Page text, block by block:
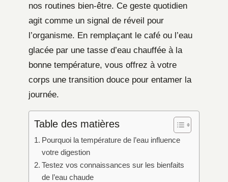
nos routines bien-être. Ce geste quotidien
agit comme un signal de réveil pour
l’organisme. En remplaçant le café ou l’eau
glacée par une tasse d’eau chauffée à la
bonne température, vous offrez à votre
corps une transition douce pour entamer la
journée.
Table des matières
Pourquoi la température de l’eau influence
votre digestion
Testez vos connaissances sur les bienfaits
de l’eau chaude